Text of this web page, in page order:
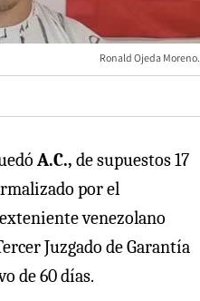
Ronald Ojeda Moreno.
A.C., de supuestos 17
por el
venezolano
Juzgado de Garantía
de 60 días.